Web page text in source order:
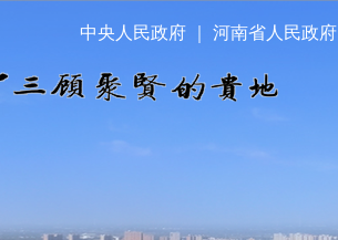
中央人民政府 河南省人民政府